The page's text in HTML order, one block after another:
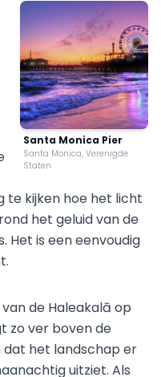
Santa Monica Pier
Santa Monica, Verenigde
Staten
te kijken hoe het licht
het geluid van de
Het is een eenvoudig
de Haleakalā op
zo ver boven de
dat het landschap er
uitziet. Als